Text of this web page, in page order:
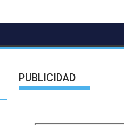
PUBLICIDAD